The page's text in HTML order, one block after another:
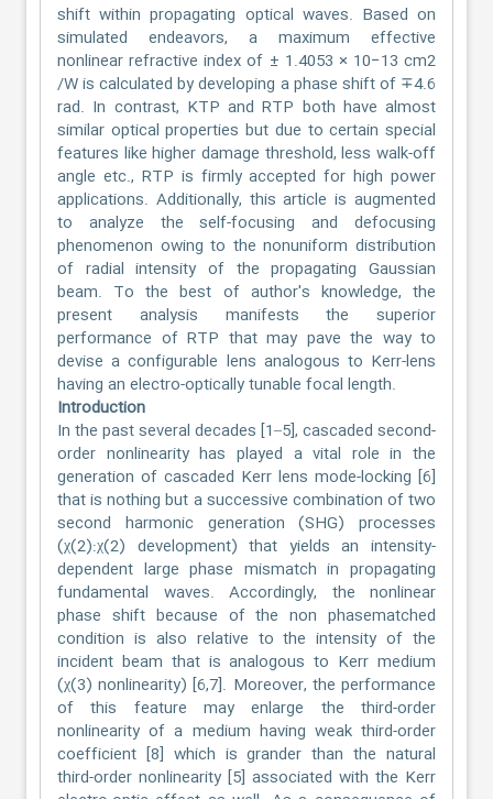
shift within propagating optical waves. Based on
simulated endeavors, a maximum effective
nonlinear refractive index of ± 1.4053 × 10−13 cm2
/W is calculated by developing a phase shift of ∓4.6
rad. In contrast, KTP and RTP both have almost
similar optical properties but due to certain special
features like higher damage threshold, less walk-off
angle etc., RTP is firmly accepted for high power
applications. Additionally, this article is augmented
to analyze the self-focusing and defocusing
phenomenon owing to the nonuniform distribution
of radial intensity of the propagating Gaussian
beam. To the best of author's knowledge, the
present analysis manifests the superior
performance of RTP that may pave the way to
devise a configurable lens analogous to Kerr-lens
having an electro-optically tunable focal length.
Introduction
In the past several decades [1–5], cascaded second-
order nonlinearity has played a vital role in the
generation of cascaded Kerr lens mode-locking [6]
that is nothing but a successive combination of two
second harmonic generation (SHG) processes
(χ(2):χ(2) development) that yields an intensity-
dependent large phase mismatch in propagating
fundamental waves. Accordingly, the nonlinear
phase shift because of the non phasematched
condition is also relative to the intensity of the
incident beam that is analogous to Kerr medium
(χ(3) nonlinearity) [6,7]. Moreover, the performance
of this feature may enlarge the third-order
nonlinearity of a medium having weak third-order
coefficient [8] which is grander than the natural
third-order nonlinearity [5] associated with the Kerr